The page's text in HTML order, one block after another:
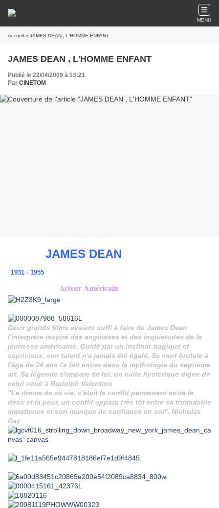
MENU
Accueil » JAMES DEAN , L'HOMME ENFANT
JAMES DEAN , L'HOMME ENFANT
Publié le 22/04/2009 à 13:21
Par CINETOM
JAMES DEAN
1931 - 1955
Acteur Américain
Deux grands films avaient suffi à faire de James Dean
l'interprète inspiré des angoisses et des inquiétudes de la
jeunesse américaine. Guidé par un instinct tragique et
capricieux, son talent n'a jamais été égalé. Sa mort brutale à
l'âge de 24 ans l'a fait entrer dans la mythologie du septième
art. Sa légende s'empare de lui, un culte hystérique digne de
celui voué à Rudolph Valentino
"Le drame de sa vie, c'était le conflit permanent entre le
désir et la peur, un conflit apparu très tôt entre sa formidable
impatience et son manque de confiance en soi". Nicholas
Ray